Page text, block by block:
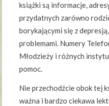
książki są informacje,
przydatnych zarówno
borykającymi się z
problemami. Numery
Młodzieży i różnych
pomoc.
Nie przechodźcie obok tej
ważna i bardzo ciekawa